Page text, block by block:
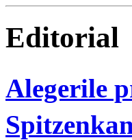
Editorial
Alegerile